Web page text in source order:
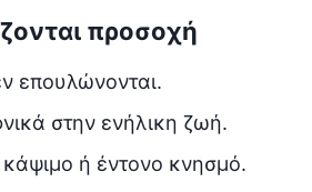
προσοχή
επουλώνονται.
στην ενήλικη ζωή.
ή έντονο κνησμό.